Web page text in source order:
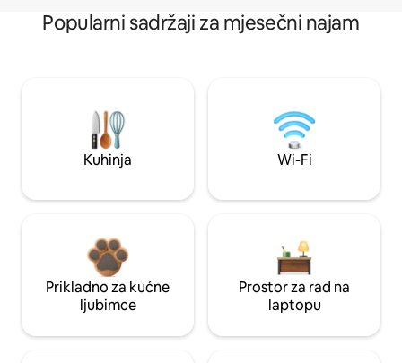
Popularni sadržaji za mjesečni najam
Kuhinja Wi-Fi
Prikladno za kućne
ljubimce
Prostor za rad na
laptopu